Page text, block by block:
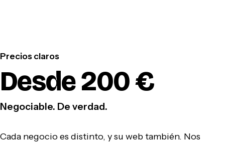
Precios claros
Desde 200 €
Negociable. De verdad.
Cada negocio es distinto, y su web también. Nos